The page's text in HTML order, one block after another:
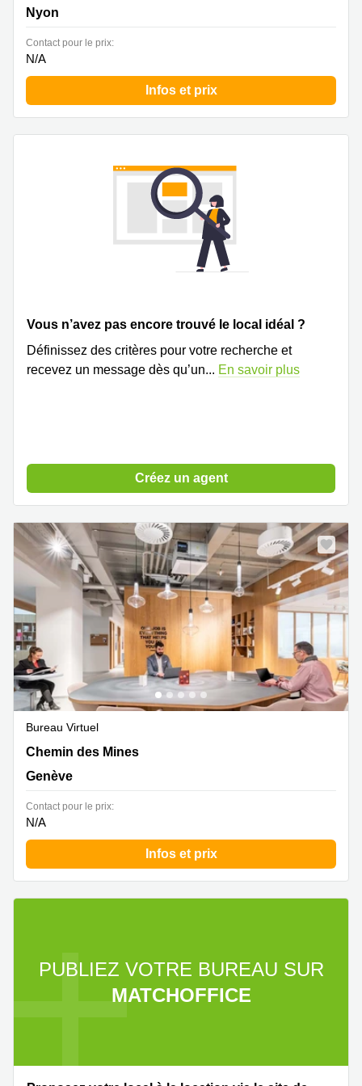
Building, 2. Stock,2. Stock, Nyon
Nyon
Contact pour le prix:
N/A
Infos et prix
Vous n’avez pas encore trouvé le local idéal ?
Définissez des critères pour votre recherche et
recevez un message dès qu’un... En savoir plus
Créez un agent
Bureau Virtuel
Chemin des Mines 2,Sécheron, Genève
Chemin des Mines
Genève
Contact pour le prix:
N/A
Infos et prix
PUBLIEZ VOTRE BUREAU SUR
MATCHOFFICE